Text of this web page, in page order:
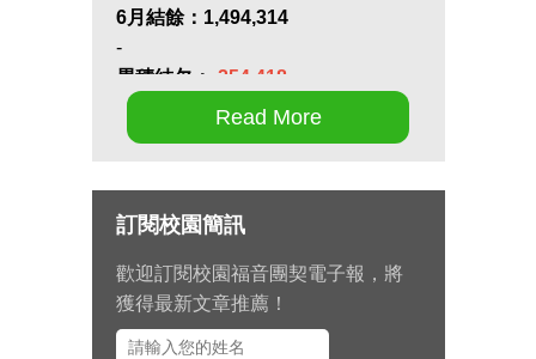
6月結餘： 1,494,314
-
累積結欠：
-254,418
第十七屆畢業生同行營將於九月 11
為節目內容的安排和報名推動禱
告。
九月 15 日至十月 2 日期間，總幹事
左心泰牧師將與團契部主任陳怡安
傳道、大學事工組主任田正平傳道
Read More
訂閱校園簡訊
歡迎訂閱校園福音團契電子報，將
獲得最新文章推薦！